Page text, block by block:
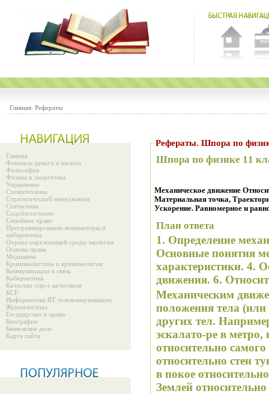
Главная: Рефераты
Главная
Финансы деньги и налоги
Философия
Физика и энергетика
Управление
Схемотехника
Стратегический менеджмент
Статистика
Соцобеспечение
Семейное право
Программирование компьютеры и
кибернетика
Охрана окружающей среды экология
Основы права
Медицина
Криминалистика и криминология
Коммуникации и связь
Кибернетика
Качество упр-е качеством
КСЕ
Информатика ВТ телекоммуникации
Журналистика
Государство и право
Биографии
Банковское дело
Карта сайта
Рефераты. Шпора по
Шпора по физике 11
Механическое движение
Материальная точка,
Ускорение. Равномерное и
План ответа
1. Определение механического движения. 2.
Основные понятия
характеристики. 4.
движения. 6.
Механическим
положения тела (или
других тел.
эскалато-ре в метро,
относительно
относительно стен
в покое
Землей